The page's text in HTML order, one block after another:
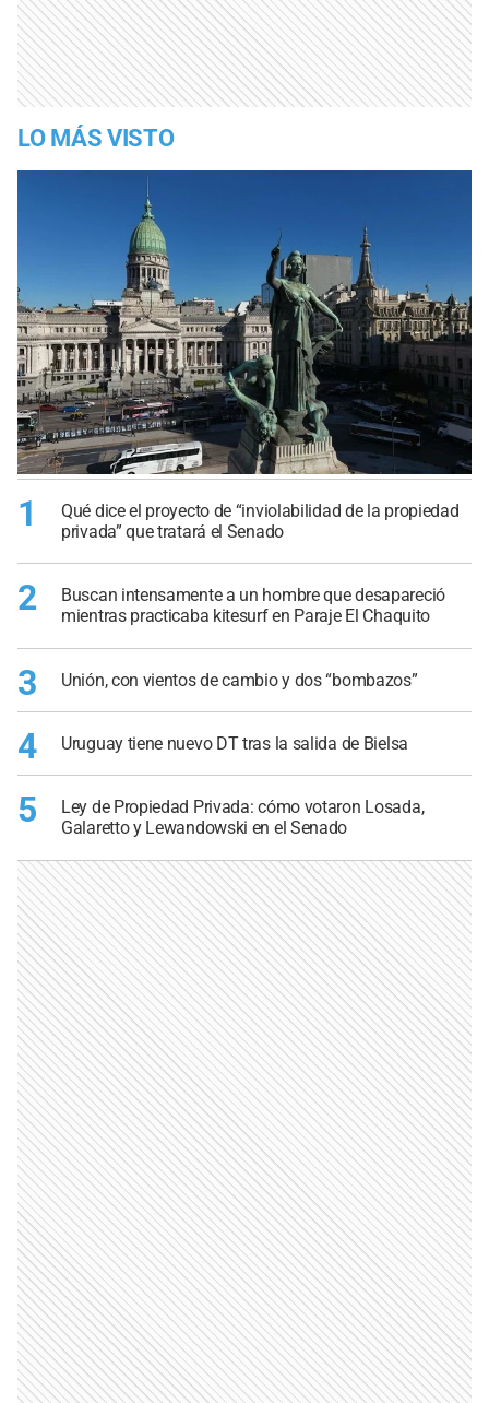
LO MÁS VISTO
1
Qué dice el proyecto de “inviolabilidad de la propiedad
privada” que tratará el Senado
2
Buscan intensamente a un hombre que desapareció
mientras practicaba kitesurf en Paraje El Chaquito
3 Unión, con vientos de cambio y dos “bombazos”
4 Uruguay tiene nuevo DT tras la salida de Bielsa
5
Ley de Propiedad Privada: cómo votaron Losada,
Galaretto y Lewandowski en el Senado